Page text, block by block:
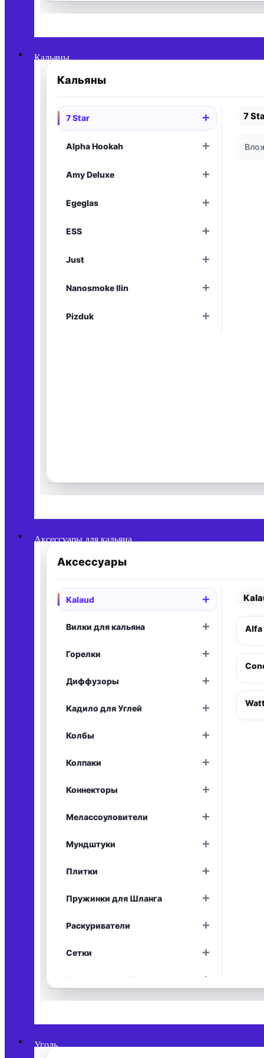
Кальяны
Кальяны
7 Star +Раскрыть
Alpha Hookah +Раскрыть
Amy Deluxe +Раскрыть
Egeglas +Раскрыть
ESS +Раскрыть
Just +Раскрыть
Nanosmoke Ilin +Раскрыть
Pizduk +Раскрыть
7
Аксессуары для кальяна
Аксессуары
Kalaud +Раскрыть
Вилки для кальяна +
Горелки +Раскрыть
Диффузоры +
Кадило для Углей +Раскрыть
Колбы +Раскрыть
Колпаки +Раскрыть
Коннекторы +Раскрыть
Мелассоуловители +Раскрыть
Мундштуки +Раскрыть
Плитки +Раскрыть
Пружинки для Шланга +Раскрыть
Раскуриватели +Раскрыть
Сетки +Раскрыть
Средства для Чистки +
Alfa
Уголь